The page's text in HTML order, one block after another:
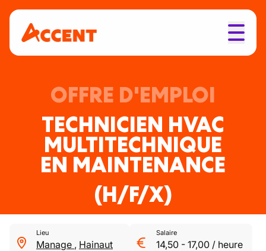
OFFRE D'EMPLOI
TECHNICIEN HVAC
MULTITECHNIQUE
EN MAINTENANCE
(H/F/X)
Lieu
Manage , Hainaut
Salaire
14,50 - 17,00 / heure